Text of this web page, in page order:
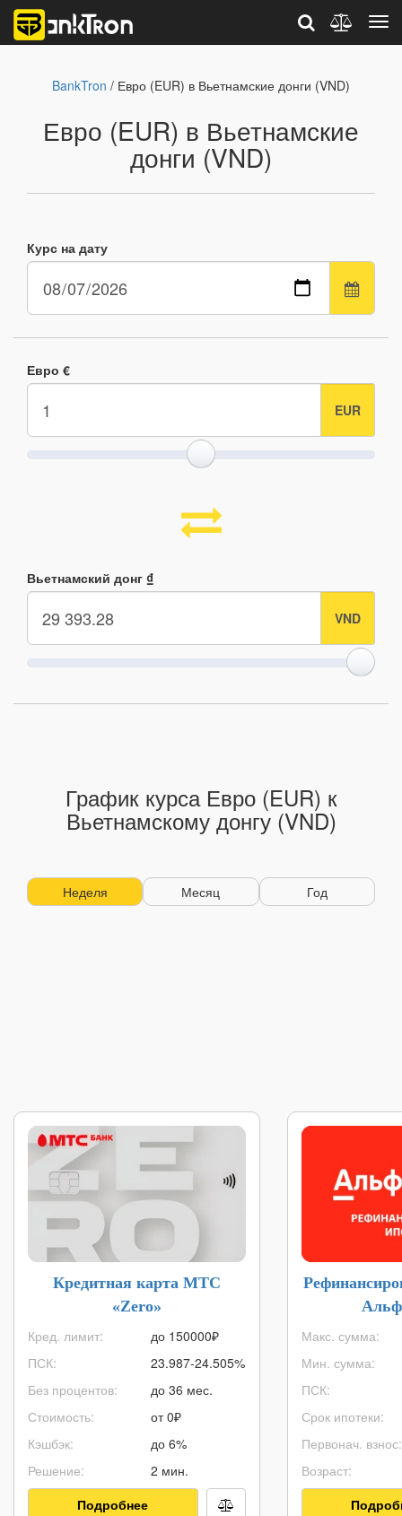
BankTron / Евро (EUR) в Вьетнамские донги (VND)
Евро (EUR) в Вьетнамские
донги (VND)
Курс на дату
Евро €
Вьетнамский донг ₫
График курса Евро (EUR) к
Вьетнамскому донгу (VND)
Неделя Месяц Год
Кредитная карта МТС
«Zero»
Кред. лимит:
ПСК:
Без процентов:
Стоимость:
Кэшбэк:
Решение:
до 150000₽
23.987-24.505%
до 36 мес.
от 0₽
до 6%
2 мин.
Подробнее
Макс. сумма:
Мин. сумма:
ПСК:
Срок ипотеки:
Первонач. взнос:
Возраст: